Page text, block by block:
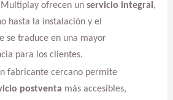
ofrecen un servicio integral,
hasta la instalación y el
se traduce en una mayor
para los clientes.
fabricante cercano permite
postventa más accesibles,